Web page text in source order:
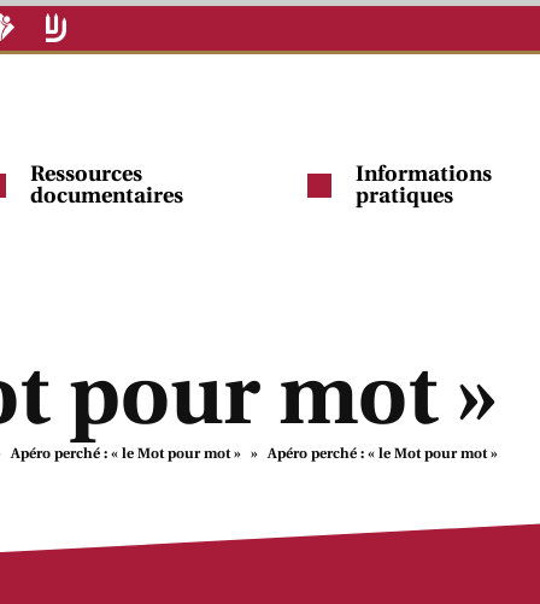
Ressources
documentaires
Informations
pratiques
pour mot »
Apéro perché : « le Mot pour mot » » Apéro perché : « le Mot pour mot »